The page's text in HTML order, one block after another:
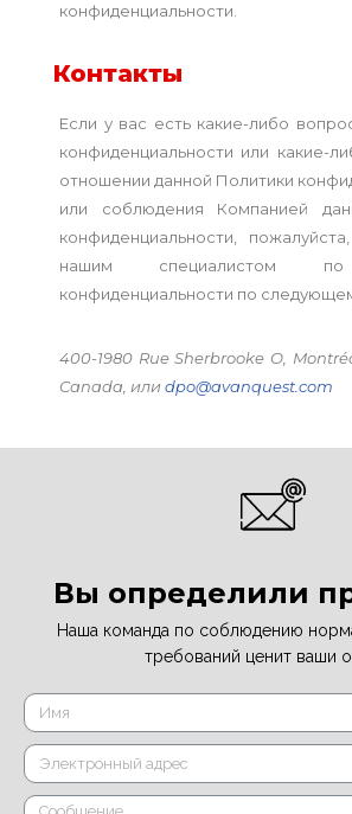
конфиденциальности.
Контакты
Если у вас есть какие-либо
конфиденциальности или какие-
отношении данной Политики
или соблюдения Компанией
конфиденциальности,
нашим специалистом
конфиденциальности по
400-1980 Rue Sherbrooke O,
Canada, илиdpo@avanquest.com
Вы определили
Наша команда по соблюдению
требований ценит ваши